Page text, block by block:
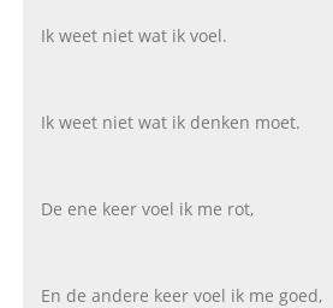
Ik weet niet wat ik voel.
Ik weet niet wat ik denken moet.
De ene keer voel ik me rot,
En de andere keer voel ik me goed,